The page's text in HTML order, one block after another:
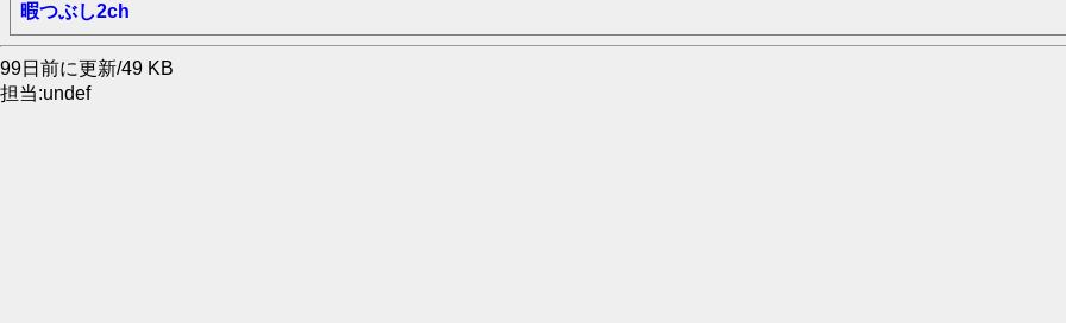
暇つぶし2ch
99日前に更新/49 KB
担当:undef